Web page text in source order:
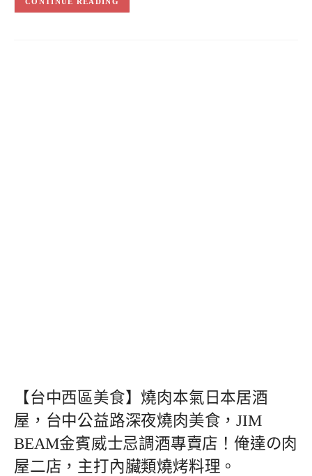
CONTINUE READING
【台中西區美食】燒肉本氣日本居酒
屋，台中公益路深夜燒肉美食，JIM
BEAM金賓威士忌調酒專賣店！俺達の肉
屋二店，主打內臟類燒烤料理。